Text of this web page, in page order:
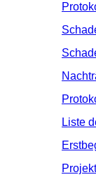
Liste